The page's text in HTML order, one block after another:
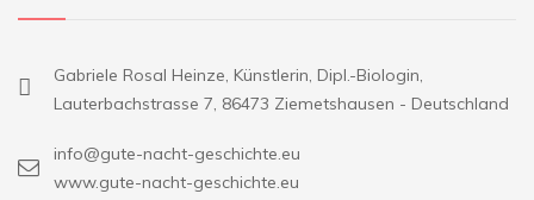
Gabriele Rosal Heinze, Künstlerin, Dipl.-Biologin,
Lauterbachstrasse 7, 86473 Ziemetshausen - Deutschland
info@gute-nacht-geschichte.eu
www.gute-nacht-geschichte.eu